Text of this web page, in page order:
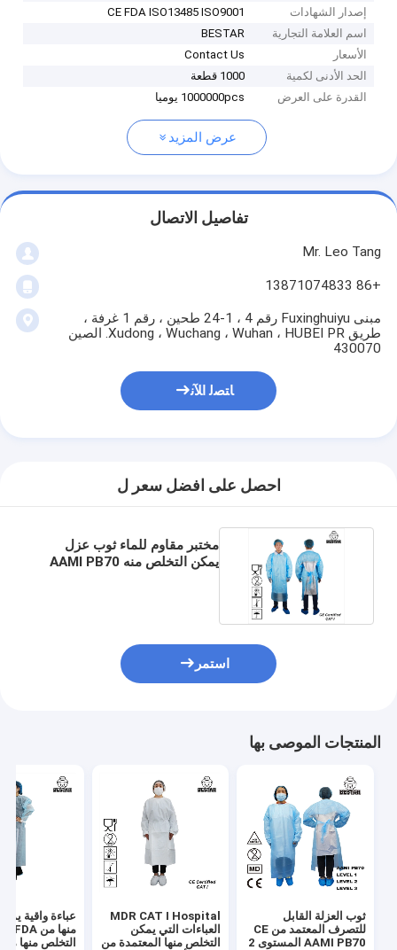
إصدار الشهادات
CE FDA ISO13485 ISO9001
اسم العلامة التجارية
BESTAR
الأسعار
Contact Us
الحد الأدنى لكمية
1000 قطعة
القدرة على العرض
1000000pcs يوميا
عرض المزيد
تفاصيل الاتصال
Mr. Leo Tang
+86 13871074833
مبنى Fuxinghuiyu رقم 4 ، 1-24 طحين ، رقم 1 غرفة ،
طريق Xudong ، Wuchang ، Wuhan ، HUBEI PR. الصين
430070
ﺎﺘﺼﻟ ﺍﻶﻧ
احصل على افضل سعر ل
مختبر مقاوم للماء ثوب عزل
يمكن التخلص منه AAMI PB70
استمر
المنتجات الموصى بها
ثوب العزلة القابل
للتصرف المعتمد من CE
AAMI PB70 المستوى 2
MDR CAT I Hospital
العباءات التي يمكن
التخلص منها المعتمدة من
عباءة واقية
التخلص منها